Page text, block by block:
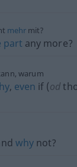
mehrmit?
part any more?
warum
, even if (od
whynot?